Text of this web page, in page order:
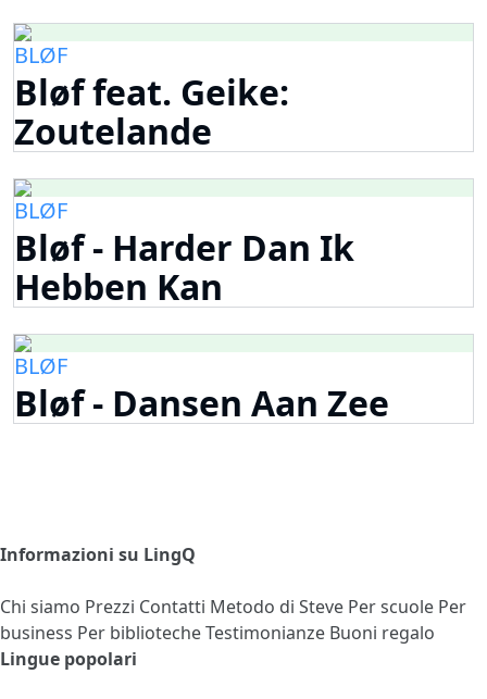
BLØF
Bløf feat. Geike:
Zoutelande
BLØF
Bløf - Harder Dan Ik
Hebben Kan
BLØF
Bløf - Dansen Aan Zee
Informazioni su LingQ
Chi siamo Prezzi Contatti Metodo di Steve Per scuole Per
business Per bibliotecheTestimonianze Buoni regalo
Lingue popolari